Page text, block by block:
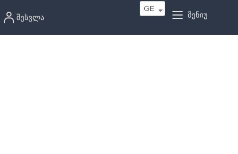
შესვლა
GE
მენიუ